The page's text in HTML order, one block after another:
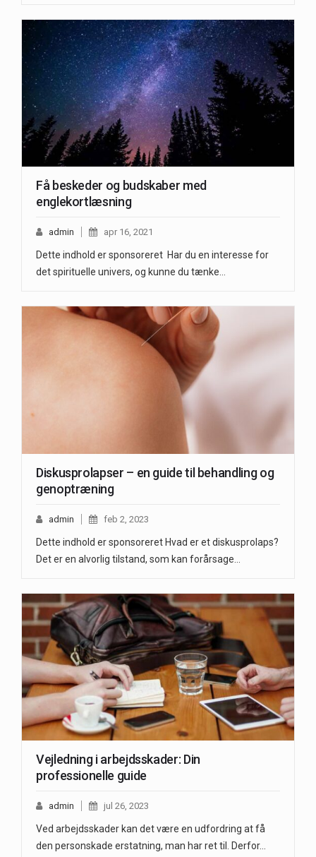
Få beskeder og budskaber med
englekortlæsning
admin apr 16, 2021
Dette indhold er sponsoreret Har du en interesse for
det spirituelle univers, og kunne du tænke…
Diskusprolapser – en guide til behandling og
genoptræning
admin feb 2, 2023
Dette indhold er sponsoreret Hvad er et diskusprolaps?
Det er en alvorlig tilstand, som kan forårsage…
Vejledning i arbejdsskader: Din
professionelle guide
admin jul 26, 2023
Ved arbejdsskader kan det være en udfordring at få
den personskade erstatning, man har ret til. Derfor…